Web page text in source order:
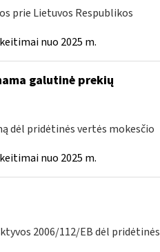
prie Lietuvos Respublikos
nuo 2025 m.
galutinė prekių
dėl pridėtinės vertės mokesčio
nuo 2025 m.
2006/112/EB dėl pridėtinės